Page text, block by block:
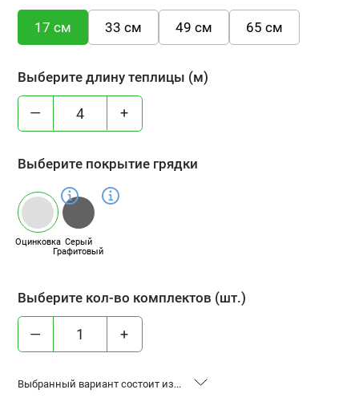
17 см 33 см 49 см 65 см
Выберите длину теплицы (м)
— +
Выберите покрытие грядки
Оцинковка Серый
Графитовый
Выберите кол-во комплектов (шт.)
— +
Выбранный вариант состоит из...